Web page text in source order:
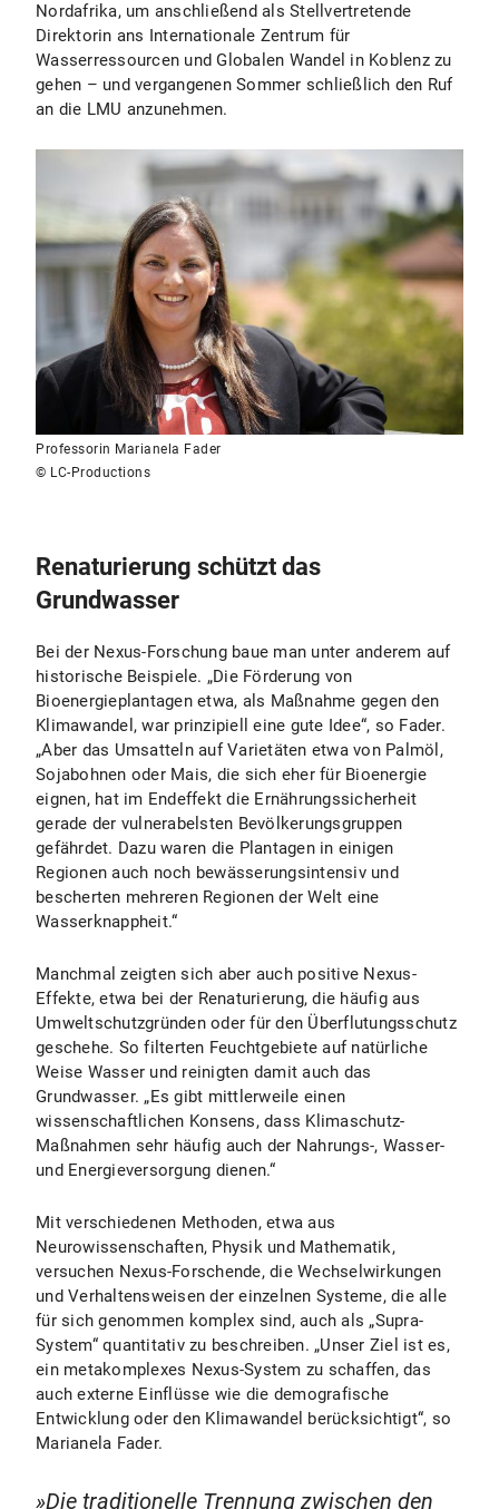
Nordafrika, um anschließend als Stellvertretende
Direktorin ans Internationale Zentrum für
Wasserressourcen und Globalen Wandel in Koblenz zu
gehen – und vergangenen Sommer schließlich den Ruf
an die LMU anzunehmen.
Professorin Marianela Fader
© LC-Productions
Renaturierung schützt das
Grundwasser
Bei der Nexus-Forschung baue man unter anderem auf
historische Beispiele. „Die Förderung von
Bioenergieplantagen etwa, als Maßnahme gegen den
Klimawandel, war prinzipiell eine gute Idee“, so Fader.
„Aber das Umsatteln auf Varietäten etwa von Palmöl,
Sojabohnen oder Mais, die sich eher für Bioenergie
eignen, hat im Endeffekt die Ernährungssicherheit
gerade der vulnerabelsten Bevölkerungsgruppen
gefährdet. Dazu waren die Plantagen in einigen
Regionen auch noch bewässerungsintensiv und
bescherten mehreren Regionen der Welt eine
Wasserknappheit.“
Manchmal zeigten sich aber auch positive Nexus-
Effekte, etwa bei der Renaturierung, die häufig aus
Umweltschutzgründen oder für den Überflutungsschutz
geschehe. So filterten Feuchtgebiete auf natürliche
Weise Wasser und reinigten damit auch das
Grundwasser. „Es gibt mittlerweile einen
wissenschaftlichen Konsens, dass Klimaschutz-
Maßnahmen sehr häufig auch der Nahrungs-, Wasser-
und Energieversorgung dienen.“
Mit verschiedenen Methoden, etwa aus
Neurowissenschaften, Physik und Mathematik,
versuchen Nexus-Forschende, die Wechselwirkungen
und Verhaltensweisen der einzelnen Systeme, die alle
für sich genommen komplex sind, auch als „Supra-
System“ quantitativ zu beschreiben. „Unser Ziel ist es,
ein metakomplexes Nexus-System zu schaffen, das
auch externe Einflüsse wie die demografische
Entwicklung oder den Klimawandel berücksichtigt“, so
Marianela Fader.
Die traditionelle Trennung zwischen den